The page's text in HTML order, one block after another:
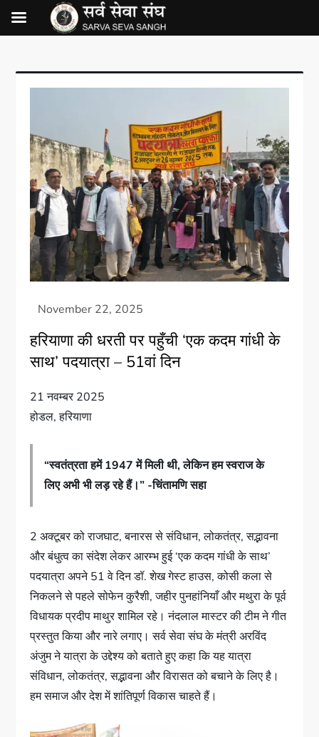
हरियाणा की धरती पर पहुँची ‘एक कदम गांधी के
साथ’ पदयात्रा – 51वां दिन
21 नवम्बर 2025
होडल, हरियाणा
“स्वतंत्रता हमें 1947 में मिली थी, लेकिन हम स्वराज के
लिए अभी भी लड़ रहे हैं।” -चिंतामणि सहा
2 अक्टूबर को राजघाट, बनारस से संविधान, लोकतंत्र, सद्भावना
और बंधुत्व का संदेश लेकर आरम्भ हुई ‘एक कदम गांधी के साथ’
पदयात्रा अपने 51 वे दिन डॉ. शेख गेस्ट हाउस, कोसी कला से
निकलने से पहले सोफेन कुरैशी, जहीर पुनहांनियाँ और मथुरा के पूर्व
विधायक प्रदीप माथुर शामिल रहे। नंदलाल मास्टर की टीम ने गीत
प्रस्तुत किया और नारे लगाए। सर्व सेवा संघ के मंत्री अरविंद
अंजुम ने यात्रा के उद्देश्य को बताते हुए कहा कि यह यात्रा
संविधान, लोकतंत्र, सद्भावना और विरासत को बचाने के लिए है।
हम समाज और देश में शांतिपूर्ण विकास चाहते हैं।